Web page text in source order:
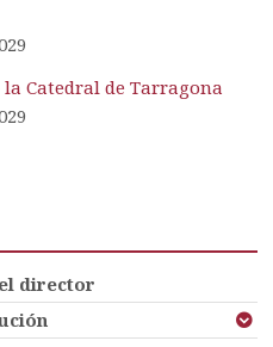
Catedral de Tarragona
director